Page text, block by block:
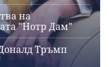
на
"Нотр Дам"
Тръмп